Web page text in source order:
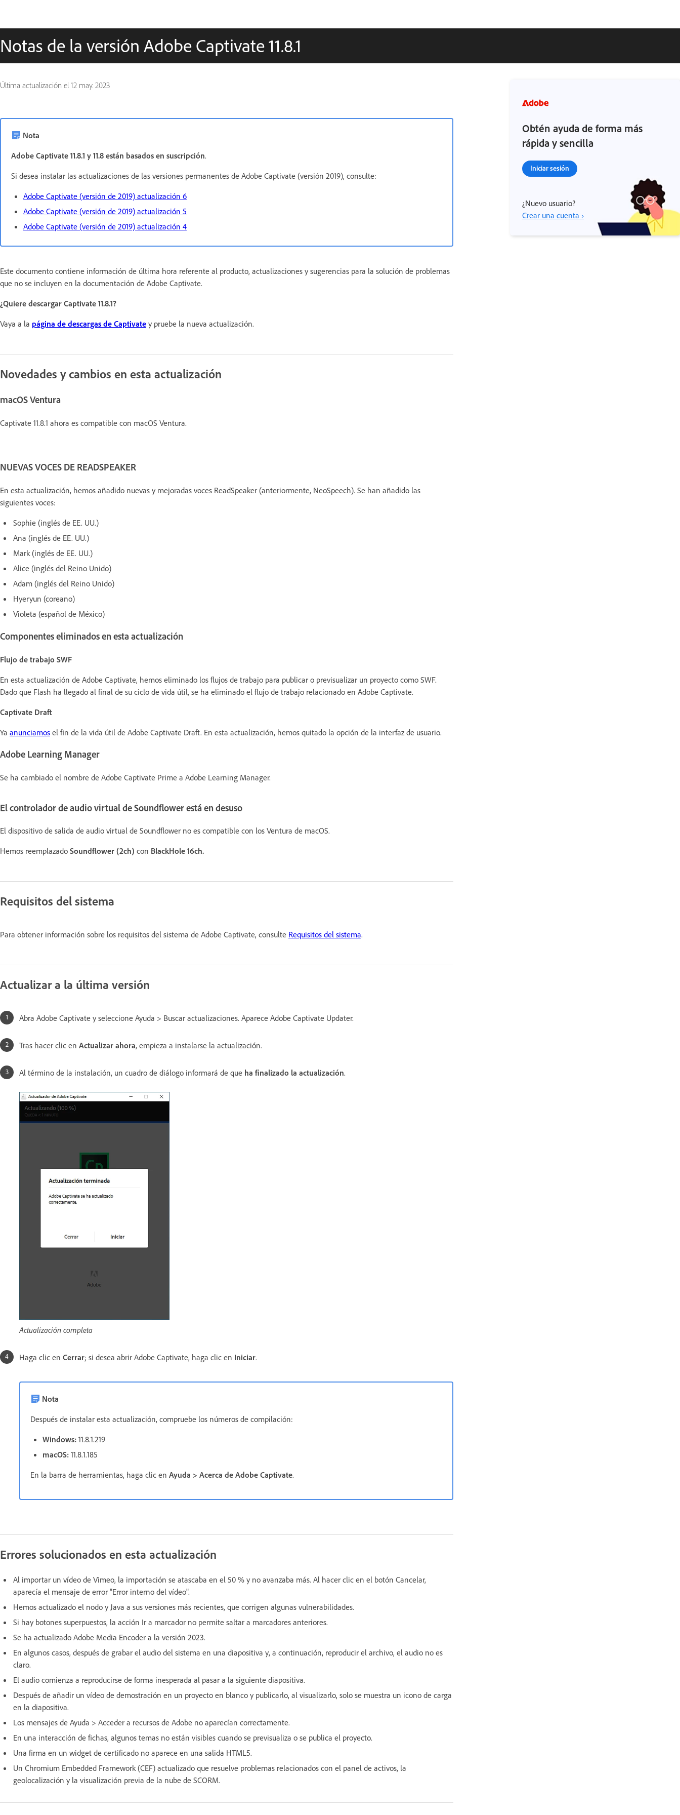
Notas de la versión Adobe Captivate 11.8.1
Última actualización el 12 may. 2023
Nota
Adobe Captivate 11.8.1 y 11.8 están basados en suscripción.
Si desea instalar las actualizaciones de las versiones permanentes de Adobe Captivate (versión 2019), consulte:
Adobe Captivate (versión de 2019) actualización 6
Adobe Captivate (versión de 2019) actualización 5
Adobe Captivate (versión de 2019) actualización 4
Este documento contiene información de última hora referente al producto, actualizaciones y sugerencias para la solución de problemas
que no se incluyen en la documentación de Adobe Captivate.
¿Quiere descargar Captivate 11.8.1?
Vaya a la página de descargas de Captivate y pruebe la nueva actualización.
Novedades y cambios en esta actualización
macOS Ventura
Captivate 11.8.1 ahora es compatible con macOS Ventura.
NUEVAS VOCES DE READSPEAKER
En esta actualización, hemos añadido nuevas y mejoradas voces ReadSpeaker (anteriormente, NeoSpeech). Se han añadido las
siguientes voces:
Sophie (inglés de EE. UU.)
Ana (inglés de EE. UU.)
Mark (inglés de EE. UU.)
Alice (inglés del Reino Unido)
Adam (inglés del Reino Unido)
Hyeryun (coreano)
Violeta (español de México)
Componentes eliminados en esta actualización
Flujo de trabajo SWF
En esta actualización de Adobe Captivate, hemos eliminado los flujos de trabajo para publicar o previsualizar un proyecto como SWF.
Dado que Flash ha llegado al final de su ciclo de vida útil, se ha eliminado el flujo de trabajo relacionado en Adobe Captivate.
Captivate Draft
Ya anunciamos el fin de la vida útil de Adobe Captivate Draft. En esta actualización, hemos quitado la opción de la interfaz de usuario.
Adobe Learning Manager
Se ha cambiado el nombre de Adobe Captivate Prime a Adobe Learning Manager.
El controlador de audio virtual de Soundflower está en desuso
El dispositivo de salida de audio virtual de Soundflower no es compatible con los Ventura de macOS.
Hemos reemplazado Soundflower (2ch) con BlackHole 16ch.
Requisitos del sistema
Para obtener información sobre los requisitos del sistema de Adobe Captivate, consulte Requisitos del sistema.
Actualizar a la última versión
Abra Adobe Captivate y seleccione Ayuda > Buscar actualizaciones. Aparece Adobe Captivate Updater.
Tras hacer clic en Actualizar ahora, empieza a instalarse la actualización.
Al término de la instalación, un cuadro de diálogo informará de que ha finalizado la actualización.
Actualización completa
Haga clic en Cerrar; si desea abrir Adobe Captivate, haga clic en Iniciar.
Nota
Después de instalar esta actualización, compruebe los números de compilación:
Windows: 11.8.1.219
macOS: 11.8.1.185
En la barra de herramientas, haga clic en Ayuda > Acerca de Adobe Captivate.
Errores solucionados en esta actualización
Al importar un vídeo de Vimeo, la importación se atascaba en el 50 % y no avanzaba más. Al hacer clic en el botón Cancelar,
aparecía el mensaje de error "Error interno del vídeo".
Hemos actualizado el nodo y Java a sus versiones más recientes, que corrigen algunas vulnerabilidades.
Si hay botones superpuestos, la acción Ir a marcador no permite saltar a marcadores anteriores.
Se ha actualizado Adobe Media Encoder a la versión 2023.
En algunos casos, después de grabar el audio del sistema en una diapositiva y, a continuación, reproducir el archivo, el audio no es
claro.
El audio comienza a reproducirse de forma inesperada al pasar a la siguiente diapositiva.
Después de añadir un vídeo de demostración en un proyecto en blanco y publicarlo, al visualizarlo, solo se muestra un icono de carga
en la diapositiva.
Los mensajes de Ayuda > Acceder a recursos de Adobe no aparecían correctamente.
En una interacción de fichas, algunos temas no están visibles cuando se previsualiza o se publica el proyecto.
Una firma en un widget de certificado no aparece en una salida HTML5.
Un Chromium Embedded Framework (CEF) actualizado que resuelve problemas relacionados con el panel de activos, la
geolocalización y la visualización previa de la nube de SCORM.
Obtén ayuda de forma más
rápida y sencilla
Iniciar sesión
¿Nuevo usuario?
Crear una cuenta ›